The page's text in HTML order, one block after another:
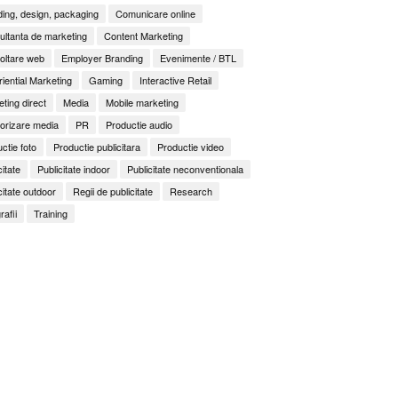
design, packaging
Comunicare online
de marketing
Content Marketing
web
Employer Branding
Evenimente / BTL
Marketing
Gaming
Interactive Retail
direct
Media
Mobile marketing
media
PR
Productie audio
foto
Productie publicitara
Productie video
Publicitate indoor
Publicitate neconventionala
outdoor
Regii de publicitate
Research
Training